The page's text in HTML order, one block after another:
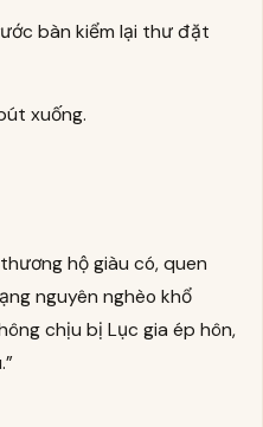
bàn kiểm lại thư đặt
xuống.
hộ giàu có, quen
nguyên nghèo khổ
chịu bị Lục gia ép hôn,